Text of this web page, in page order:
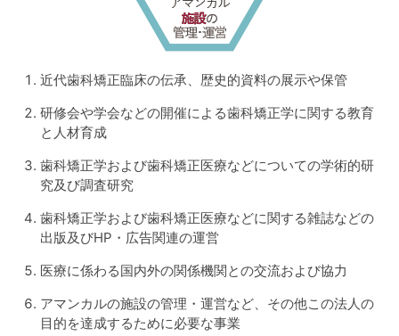
近代歯科矯正臨床の伝承、歴史的資料の展示や保管
研修会や学会などの開催による歯科矯正学に関する教育
と人材育成
歯科矯正学および歯科矯正医療などについての学術的研
究及び調査研究
歯科矯正学および歯科矯正医療などに関する雑誌などの
出版及びHP・広告関連の運営
医療に係わる国内外の関係機関との交流および協力
アマンカルの施設の管理・運営など、その他この法人の
目的を達成するために必要な事業